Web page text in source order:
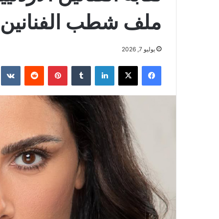
ملف شطب الفنانين
يوليو 7, 2026
فيسبوك ‫X لينكدإن بينتيريست